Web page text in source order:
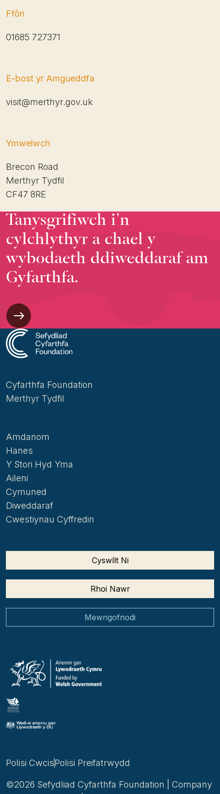
Ffôn
01685 727371
E-bost yr Amgueddfa
visit@merthyr.gov.uk
Ymwelwch
Brecon Road
Merthyr Tydfil
CF47 8RE
Tanysgrifiwch i'n
cylchlythyr a chael y
wybodaeth ddiweddaraf am
Gyfarthfa.
Cyfarthfa Foundation
Merthyr Tydfil
Amdanom
Hanes
Y Stori Hyd Yma
Aileni
Cymuned
Diweddaraf
Cwestiynau Cyffredin
Cyswllt Ni
Rhoi Nawr
Mewngofnodi
Polisi CwcisPolisi Preifatrwydd
©2026 Sefydliad Cyfarthfa Foundation | Company